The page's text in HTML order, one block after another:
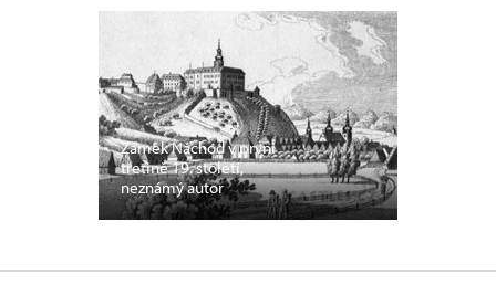
Zámek Náchod v první
třetině 19. století,
neznámý autor